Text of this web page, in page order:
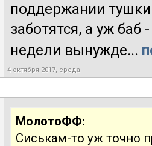
поддержании
заботятся, а уж
недели вынужде...
4 октября 2017, среда
МолотоФФ:
Сиськам-то уж точно